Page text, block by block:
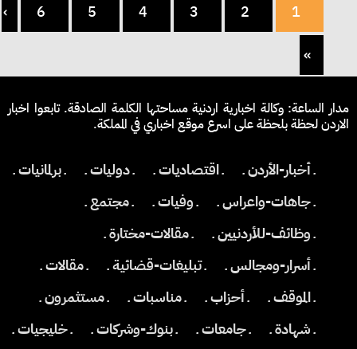
1
2
3
4
5
6
›
»
مدار الساعة: وكالة اخبارية اردنية مساحتها الكلمة الصادقة. تابعوا اخبار
الاردن لحظة بلحظة على اسرع موقع اخباري في المملكة.
ـ أخبار-الأردن ـ ـ اقتصاديات ـ ـ دوليات ـ
ـ برلمانيات ـ
ـ جاهات-واعراس ـ
ـ وفيات ـ
ـ مجتمع ـ
ـ وظائف-للأردنيين ـ
ـ مقالات-مختارة ـ
ـ أسرار-ومجالس ـ
ـ تبليغات-قضائية ـ
ـ مقالات ـ
ـ الموقف ـ
ـ أحزاب ـ ـ مناسبات ـ
ـ مستثمرون ـ
ـ شهادة ـ
ـ جامعات ـ ـ بنوك-وشركات ـ ـ خليجيات ـ